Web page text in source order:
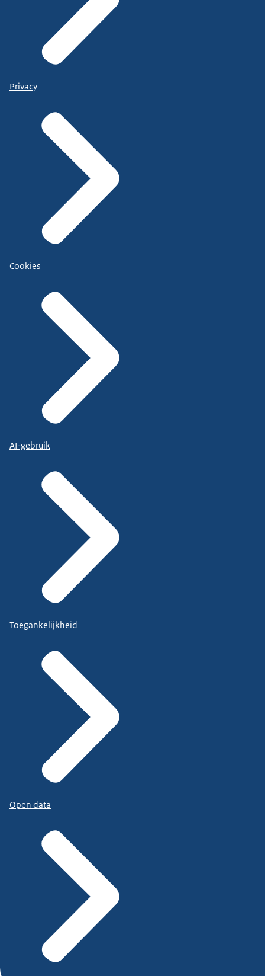
Privacy
Cookies
AI-gebruik
Toegankelijkheid
Open data